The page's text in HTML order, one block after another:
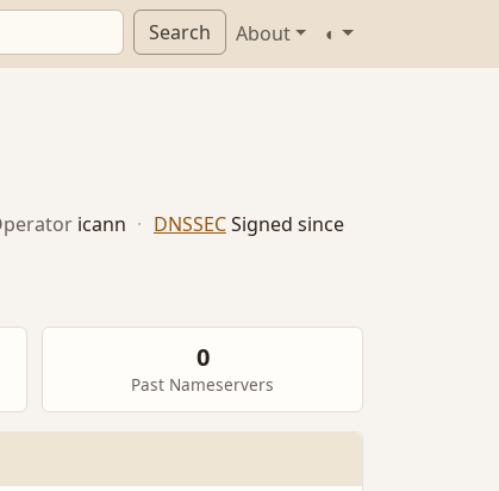
Search About ◐
icann · DNSSECSigned since
0
Past Nameservers